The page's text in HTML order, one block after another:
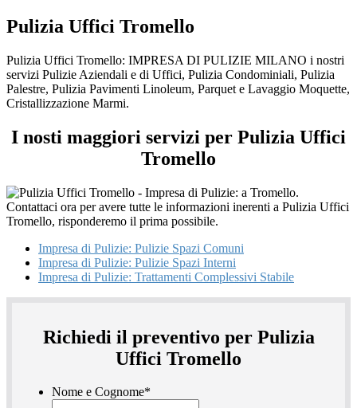
Pulizia Uffici Tromello
Pulizia Uffici Tromello: IMPRESA DI PULIZIE MILANO i nostri
servizi Pulizie Aziendali e di Uffici, Pulizia Condominiali, Pulizia
Palestre, Pulizia Pavimenti Linoleum, Parquet e Lavaggio Moquette,
Cristallizzazione Marmi.
I nosti maggiori servizi per Pulizia Uffici
Tromello
Impresa di Pulizie: Pulizie Spazi Comuni
Impresa di Pulizie: Pulizie Spazi Interni
Impresa di Pulizie: Trattamenti Complessivi Stabile
Richiedi il preventivo per Pulizia
Uffici Tromello
Nome e Cognome*